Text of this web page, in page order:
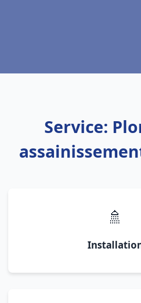
Service:
🚿